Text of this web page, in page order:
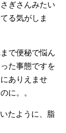
ぎさんみたい
る気がしま
で便秘で悩ん
た事態ですを
ありえませ
に。。
たように、脂